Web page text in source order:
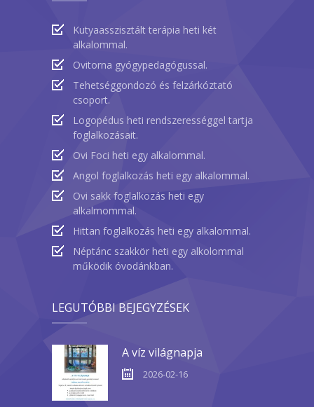
Kutyaasszisztált terápia heti két
alkalommal.
Ovitorna gyógypedagógussal.
Tehetséggondozó és felzárkóztató
csoport.
Logopédus heti rendszerességgel tartja
foglalkozásait.
Ovi Foci heti egy alkalommal.
Angol foglalkozás heti egy alkalommal.
Ovi sakk foglalkozás heti egy
alkalmommal.
Hittan foglalkozás heti egy alkalommal.
Néptánc szakkör heti egy alkolommal
működik óvodánkban.
LEGUTÓBBI BEJEGYZÉSEK
A víz világnapja
2026-02-16